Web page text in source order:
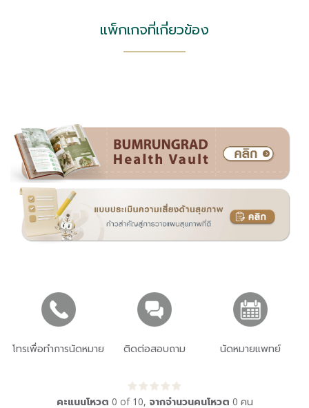
แพ็กเกจที่เกี่ยวข้อง
โทรเพื่อทำการนัดหมาย ติดต่อสอบถาม นัดหมายแพทย์
คะแนนโหวต 0 of 10, จากจำนวนคนโหวต 0 คน